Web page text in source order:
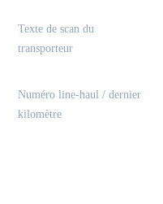
Texte de scan du
transporteur
Numéro line-haul / dernier
kilomètre